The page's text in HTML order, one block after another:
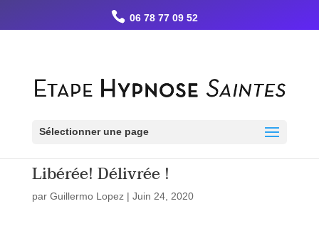
référencement et prise de rendez-vous pour les Hypnothérapeutes
06 78 77 09 52
Sélectionner une page
Libérée! Délivrée !
par Guillermo Lopez| Juin 24, 2020